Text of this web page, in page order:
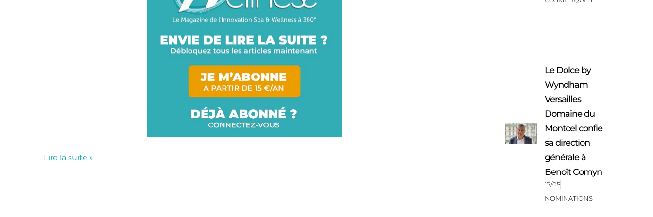
Lire la suite »
Le Dolce by
Wyndham
Versailles
Domaine du
Montcel confie
sa direction
générale à
Benoît Comyn
17/05
NOMINATIONS